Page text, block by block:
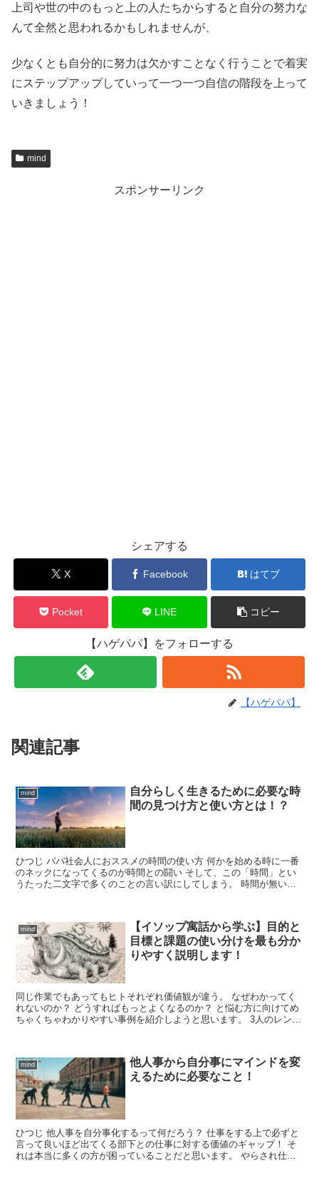
上司や世の中のもっと上の人たちからすると自分の努力な
んて全然と思われるかもしれませんが、
少なくとも自分的に努力は欠かすことなく行うことで着実
にステップアップしていって一つ一つ自信の階段を上って
いきましょう！
mind
スポンサーリンク
シェアする
X Facebook はてブ
Pocket LINE コピー
【ハゲパパ】をフォローする
【ハゲパパ】
関連記事
mind
自分らしく生きるために必要な時
間の見つけ方と使い方とは！？
ひつじ パパ社会人におススメの時間の使い方 何かを始める時に一番
のネックになってくるのが時間との闘い そして、この「時間」とい
うたった二文字で多くのことの言い訳にしてしまう。 時間が無いと
mind
【イソップ寓話から学ぶ】目的と
目標と課題の使い分けを最も分か
りやすく説明します！
同じ作業でもあってもヒトそれぞれ価値観が違う。 なぜわかってく
れないのか？ どうすればもっとよくなるのか？ と悩む方に向けてめ
ちゃくちゃわかりやすい事例を紹介しようと思います。 3人のレンガ
mind
他人事から自分事にマインドを変
えるために必要なこと！
ひつじ 他人事を自分事化するって何だろう？ 仕事をする上で必ずと
言って良いほど出てくる部下との仕事に対する価値のギャップ！ そ
れは本当に多くの方が困っていることだと思います。 やらされ仕事